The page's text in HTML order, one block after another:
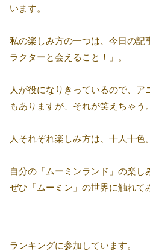
います。
私の楽しみ方の一つは、今日の記
ラクターと会えること！」。
人が役になりきっているので、ア
もありますが、それが笑えちゃう。
人それぞれ楽しみ方は、十人十色。
自分の「ムーミンランド」の楽し
ぜひ「ムーミン」の世界に触れて
ランキングに参加しています。